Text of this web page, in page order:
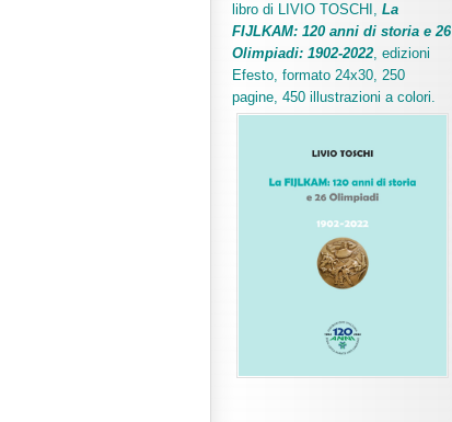
libro di LIVIO TOSCHI, La
FIJLKAM: 120 anni di storia e 26
Olimpiadi: 1902-2022, edizioni
Efesto, formato 24x30, 250
pagine, 450 illustrazioni a colori.